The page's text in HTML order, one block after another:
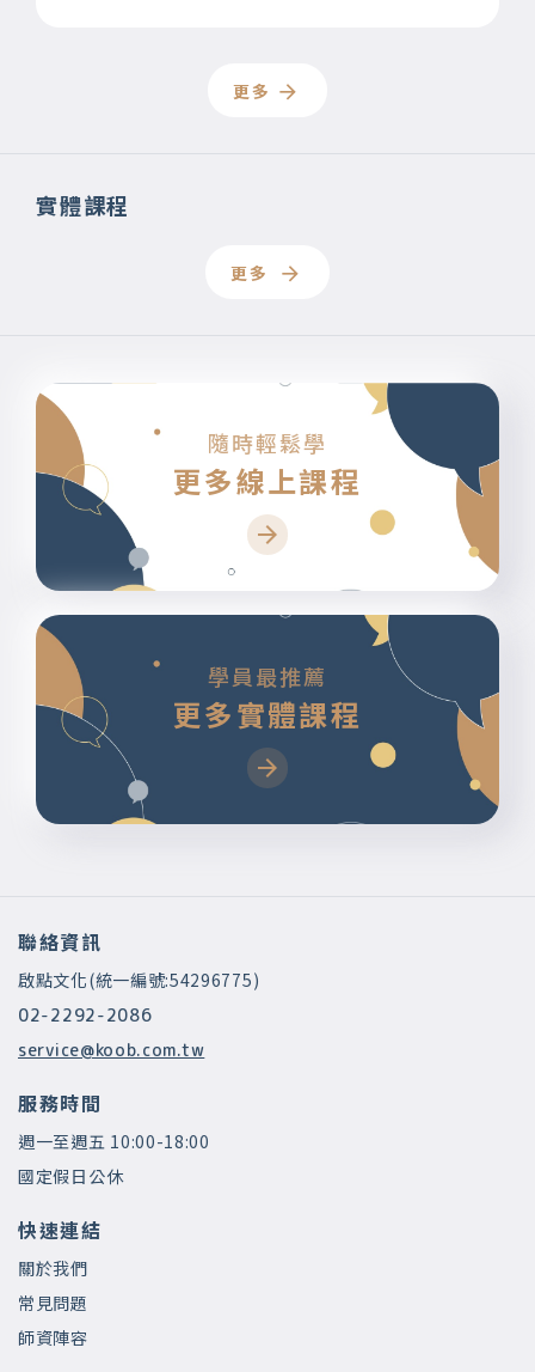
更多
實體課程
更多
隨時輕鬆學
更多線上課程
學員最推薦
更多實體課程
聯絡資訊
啟點文化(統一編號:54296775)
02-2292-2086
service@koob.com.tw
服務時間
週一至週五 10:00-18:00
國定假日公休
快速連結
關於我們
常見問題
師資陣容